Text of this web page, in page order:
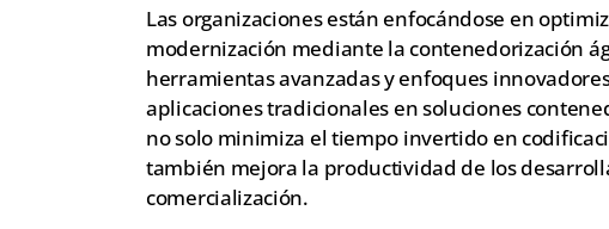
Las organizaciones están enfocándose en
modernización mediante la contenedorización
herramientas avanzadas y enfoques
aplicaciones tradicionales en soluciones
no solo minimiza el tiempo invertido en
también mejora la productividad de los
comercialización.